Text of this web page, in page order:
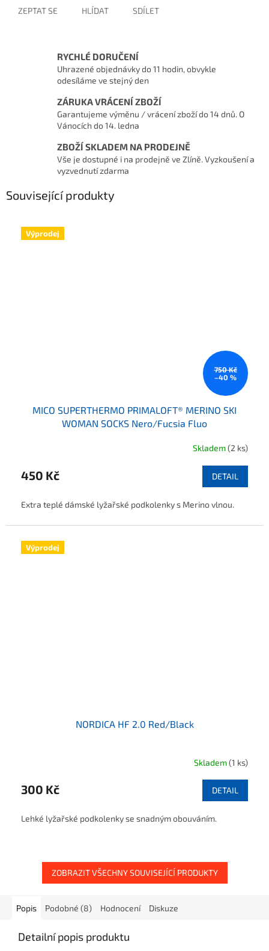
ZEPTAT SE HLÍDAT SDÍLET
RYCHLÉ DORUČENÍ
Uhrazené objednávky do 11 hodin, obvykle
odesíláme ve stejný den
ZÁRUKA VRÁCENÍ ZBOŽÍ
Garantujeme výměnu / vrácení zboží do 14 dnů. O
Vánocích do 14. ledna
ZBOŽÍ SKLADEM NA PRODEJNĚ
Vše je dostupné i na prodejně ve Zlíně. Vyzkoušení a
vyzvednutí zdarma
Související produkty
Výprodej
750 Kč
–40 %
MICO SUPERTHERMO PRIMALOFT® MERINO SKI
WOMAN SOCKS Nero/Fucsia Fluo
Skladem(2 ks)
450 Kč DETAIL
Extra teplé dámské lyžařské podkolenky s Merino vlnou.
Výprodej
NORDICA HF 2.0 Red/Black
Skladem(1 ks)
300 Kč DETAIL
Lehké lyžařské podkolenky se snadným obouváním.
ZOBRAZIT VŠECHNY SOUVISEJÍCÍ PRODUKTY
Popis Podobné (8) Hodnocení Diskuze
Detailní popis produktu